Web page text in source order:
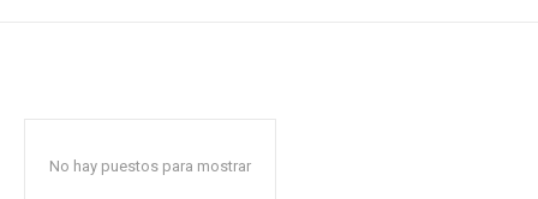
No hay puestos para mostrar